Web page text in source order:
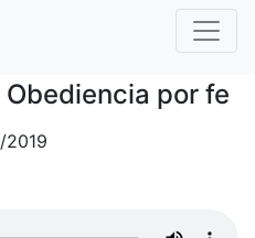
por fe
2019